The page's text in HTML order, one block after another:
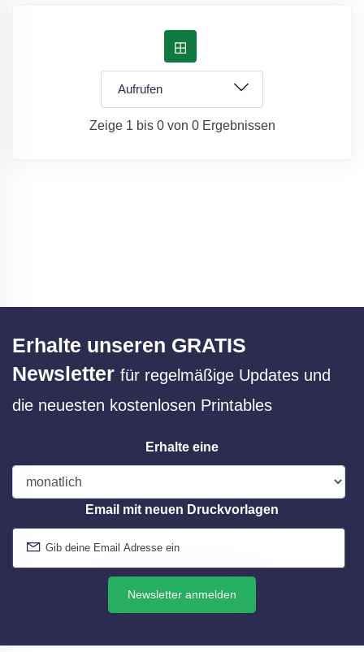
Zeige 1 bis 0 von 0 Ergebnissen
Erhalte unseren GRATIS
Newsletter für regelmäßige Updates und
die neuesten kostenlosen Printables
Erhalte eine
Email mit neuen Druckvorlagen
Newsletter anmelden